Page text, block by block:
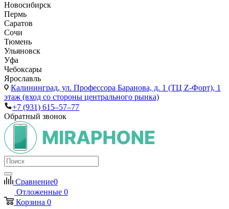
Новосибирск
Пермь
Саратов
Сочи
Тюмень
Ульяновск
Уфа
Чебоксары
Ярославль
Калининград, ул. Профессора Баранова, д. 1 (ТЦ Z-Форт), 1
этаж (вход со стороны центрального рынка)
+7 (931) 615‒57‒77
Обратный звонок
Сравнение0
Отложенные 0
Корзина 0